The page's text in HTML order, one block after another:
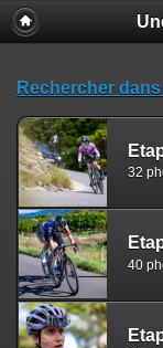
Rechercher
32
40